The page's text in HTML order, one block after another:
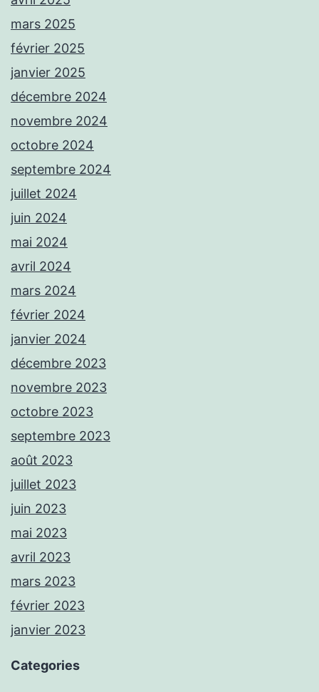
mars 2025
février 2025
janvier 2025
décembre 2024
novembre 2024
octobre 2024
septembre 2024
juillet 2024
juin 2024
mai 2024
avril 2024
mars 2024
février 2024
janvier 2024
décembre 2023
novembre 2023
octobre 2023
septembre 2023
août 2023
juillet 2023
juin 2023
mai 2023
avril 2023
mars 2023
février 2023
janvier 2023
Categories